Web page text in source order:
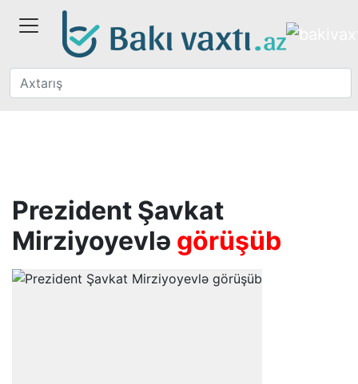
Prezident Şavkat
Mirziyoyevlə görüşüb